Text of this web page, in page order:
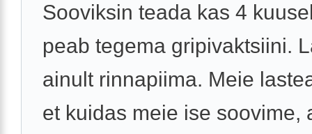
Sooviksin teada kas 4
peab tegema gripivaktsiini.
ainult rinnapiima. Meie
et kuidas meie ise soovime,